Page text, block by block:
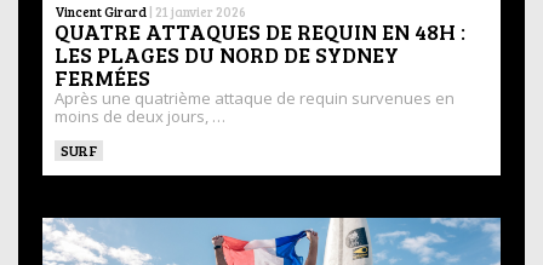
Vincent Girard | 21 janvier 2026
QUATRE ATTAQUES DE REQUIN EN 48H :
LES PLAGES DU NORD DE SYDNEY
FERMÉES
Après une quatrième attaque de requin survenues en
moins de deux jours, …
SURF